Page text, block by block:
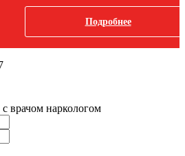
Подробнее
с врачом наркологом